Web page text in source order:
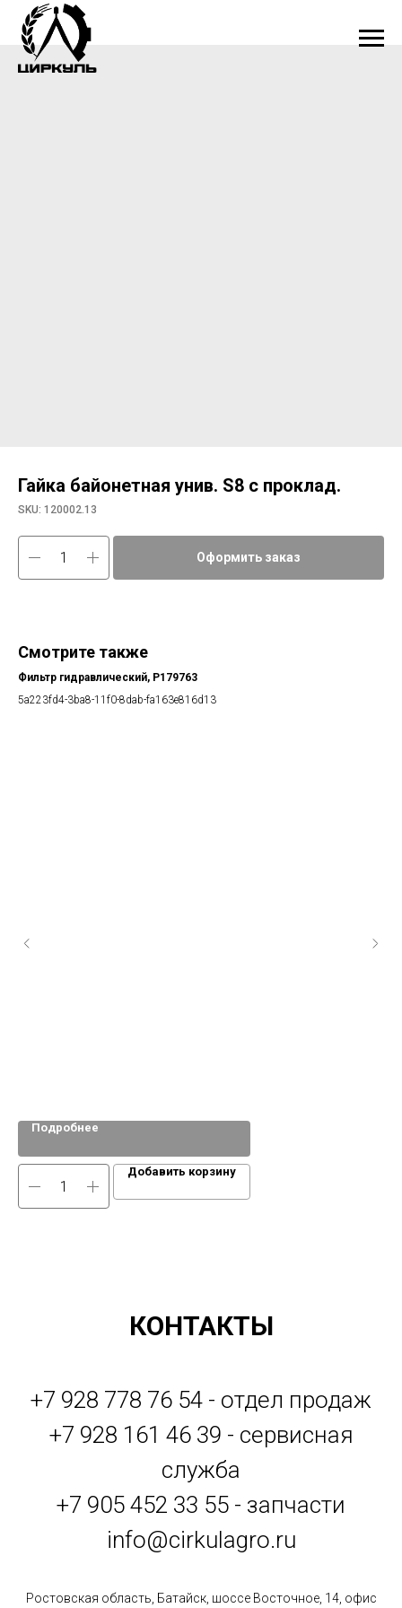
Гайка байонетная унив. S8 с проклад.
SKU: 120002.13
Оформить заказ
Смотрите также
Фильтр гидравлический, P179763
5a223fd4-3ba8-11f0-8dab-fa163e816d13
Подробнее
Добавить корзину
КОНТАКТЫ
+7 928 778 76 54 - отдел продаж
+7 928 161 46 39 - сервисная
служба
+7 905 452 33 55 - запчасти
info@cirkulagro.ru
Ростовская область, Батайск, шоссе Восточное, 14, офис